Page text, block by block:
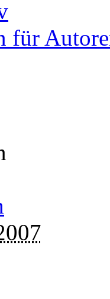
für